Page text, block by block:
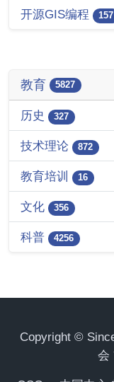
开源GIS编程 157
教育 5827
历史 327
技术理论 872
教育培训 16
文化 356
科普 4256
Copyright ©
会